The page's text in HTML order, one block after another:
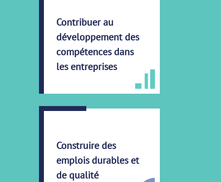
Contribuer au
développement des
compétences dans
les entreprises
Construire des
emplois durables et
de qualité